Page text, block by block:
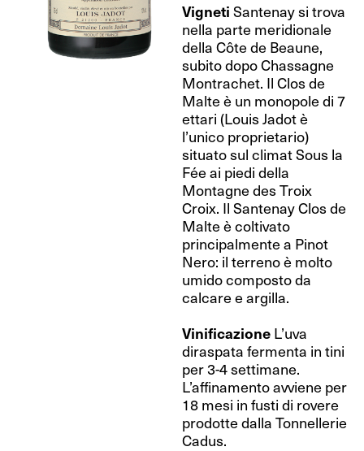
Vigneti Santenay si trova
nella parte meridionale
della Côte de Beaune,
subito dopo Chassagne
Montrachet. Il Clos de
Malte è un monopole di 7
ettari (Louis Jadot è
l’unico proprietario)
situato sul climat Sous la
Fée ai piedi della
Montagne des Troix
Croix. Il Santenay Clos de
Malte è coltivato
principalmente a Pinot
Nero: il terreno è molto
umido composto da
calcare e argilla.
Vinificazione L’uva
diraspata fermenta in tini
per 3-4 settimane.
L’affinamento avviene per
18 mesi in fusti di rovere
prodotte dalla Tonnellerie
Cadus.